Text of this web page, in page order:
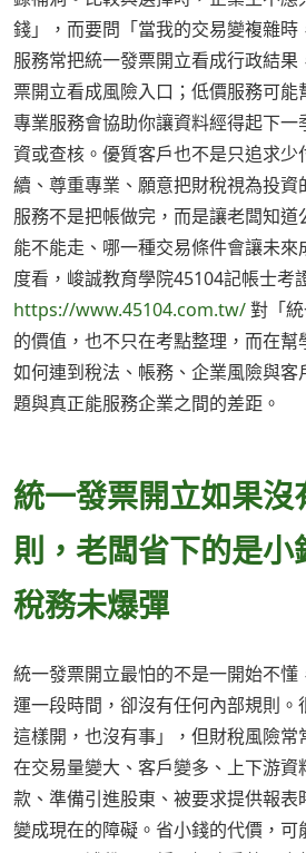
錢」，而要問「當我的交易變複雜
服務常把統一發票開立看成行政結
票開立看成風險入口；低價服務可能
專業服務會協助你讓資料經得起下一
資或查核。優質客戶也不是只追求少
續、尊重專業、願意把財稅視為投
服務不是把帳做完，而是讓老闆知
能不能走、哪一種交易條件會讓未來
度看，峻誠教育學院45104記帳士考
https://www.45104.com.tw/對「
的價值，也不只在考點整理，而在
如何連到稅法、帳務、企業風險與客
題與真正能服務企業之間的差距。
統一發票開立如果沒
則，老闆省下的是
稅務未爆彈
統一發票開立最怕的不是一開始不懂
運一段時間，卻沒有任何內部規則
這樣開，也沒有事」，但財稅風險常
在交易量變大、客戶變多、上下游資
款、準備引進股東、被要求提供報
變成現在的障礙。省小錢的代價，可